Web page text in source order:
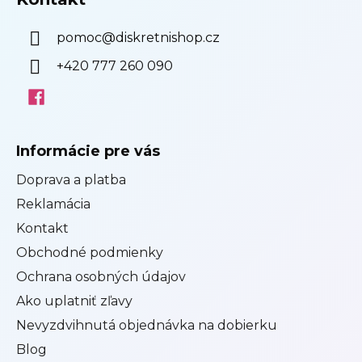
pomoc@diskretnishop.cz
+420 777 260 090
Informácie pre vás
Doprava a platba
Reklamácia
Kontakt
Obchodné podmienky
Ochrana osobných údajov
Ako uplatniť zľavy
Nevyzdvihnutá objednávka na dobierku
Blog